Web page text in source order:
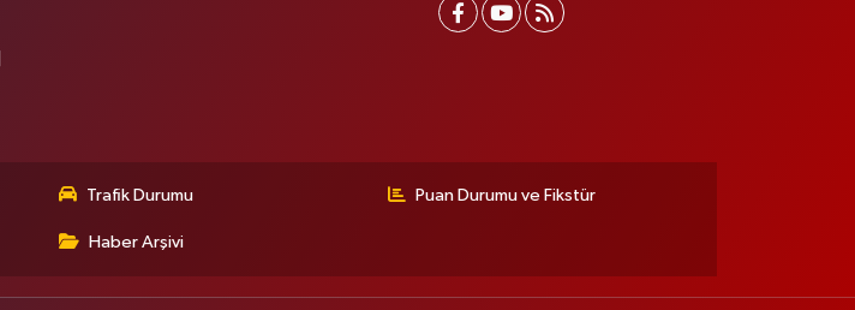
Trafik Durumu Puan Durumu ve Fikstür
Haber Arşivi